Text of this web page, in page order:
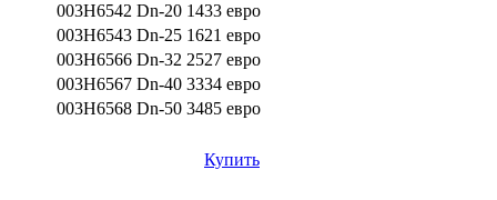
003H6542 Dn-20 1433 евро
003H6543 Dn-25 1621 евро
003H6566 Dn-32 2527 евро
003H6567 Dn-40 3334 евро
003H6568 Dn-50 3485 евро
Купить